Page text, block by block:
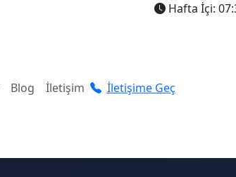
Hafta İçi:
Blog İletişim İletişime Geç